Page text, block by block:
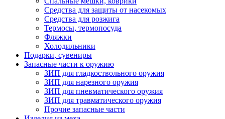
Средства для защиты от насекомых
Средства для розжига
Термосы, термопосуда
Фляжки
Холодильники
Подарки, сувениры
Запасные части к оружию
ЗИП для гладкоствольного оружия
ЗИП для нарезного оружия
ЗИП для пневматического оружия
ЗИП для травматического оружия
Прочие запасные части